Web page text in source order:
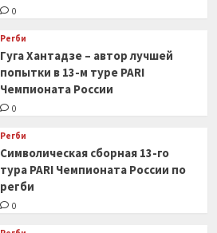
0
Регби
Гуга Хантадзе – автор лучшей
попытки в 13-м туре PARI
Чемпионата России
0
Регби
Символическая сборная 13-го
тура PARI Чемпионата России по
регби
0